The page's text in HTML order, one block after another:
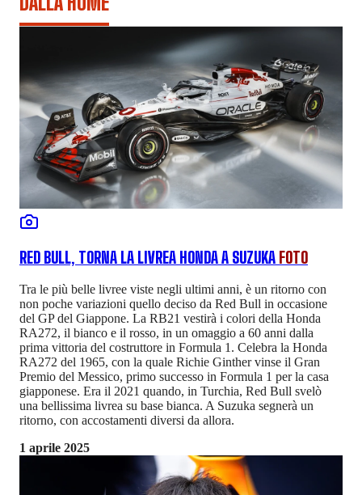
RED BULL, TORNA LA LIVREA HONDA A SUZUKA FOTO
Tra le più belle livree viste negli ultimi anni, è un ritorno con
non poche variazioni quello deciso da Red Bull in occasione
del GP del Giappone. La RB21 vestirà i colori della Honda
RA272, il bianco e il rosso, in un omaggio a 60 anni dalla
prima vittoria del costruttore in Formula 1. Celebra la Honda
RA272 del 1965, con la quale Richie Ginther vinse il Gran
Premio del Messico, primo successo in Formula 1 per la casa
giapponese. Era il 2021 quando, in Turchia, Red Bull svelò
una bellissima livrea su base bianca. A Suzuka segnerà un
ritorno, con accostamenti diversi da allora.
1 aprile 2025